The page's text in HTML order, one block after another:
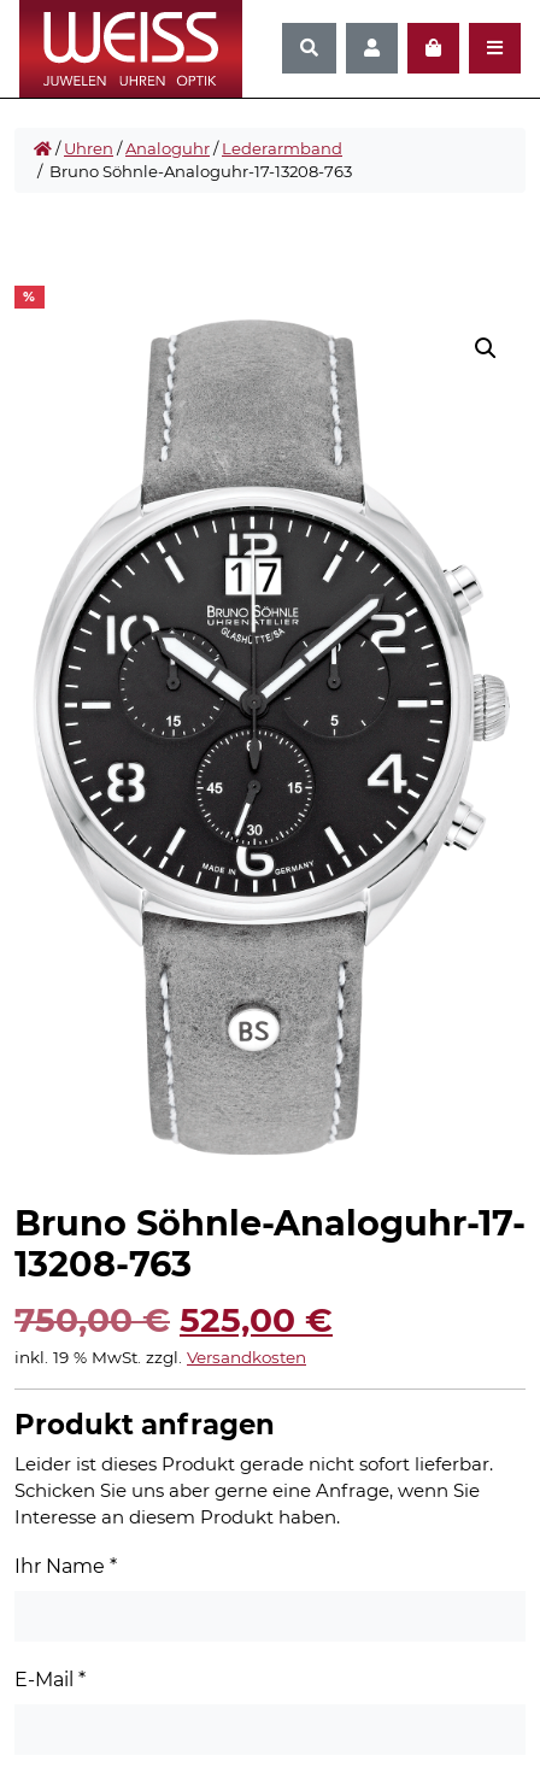
/Uhren /Analoguhr/Lederarmband
/ Bruno Söhnle-Analoguhr-17-13208-763
%
Bruno Söhnle-Analoguhr-17-
13208-763
750,00€ Ursprünglicher
Preis
war:
750,00 €
525,00 €
525,00 €.
inkl. 19 % MwSt. zzgl. Versandkosten
Produkt anfragen
Leider ist dieses Produkt gerade nicht sofort lieferbar.
Schicken Sie uns aber gerne eine Anfrage, wenn Sie
Interesse an diesem Produkt haben.
Ihr Name *
E-Mail *